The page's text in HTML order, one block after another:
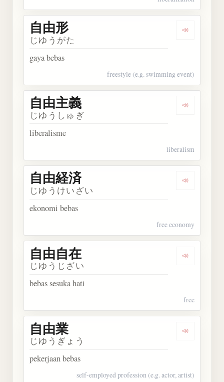
Dengarkan
自由形
じゆうがた
gaya bebas
freestyle (e.g. swimming event)
Dengarkan
自由主義
じゆうしゅぎ
liberalisme
liberalism
Dengarkan
自由経済
じゆうけいざい
ekonomi bebas
free economy
Dengarkan
自由自在
じゆうじざい
bebas sesuka hati
free
Dengarkan
自由業
じゆうぎょう
pekerjaan bebas
self-employed profession (e.g. actor, artist)